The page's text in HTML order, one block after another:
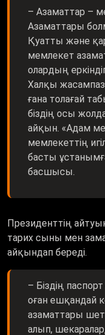
Азаматтары
Қуатты және
мемлекет
олардың
Халқы
ғана толағай
біздің осы
айқын. «Адам
мемлекеттің
басты
басшысы.
тарих сыны мен
айқындап береді.
– Біздің
оған ешқандай
азаматтары шет
алып,
және жеке